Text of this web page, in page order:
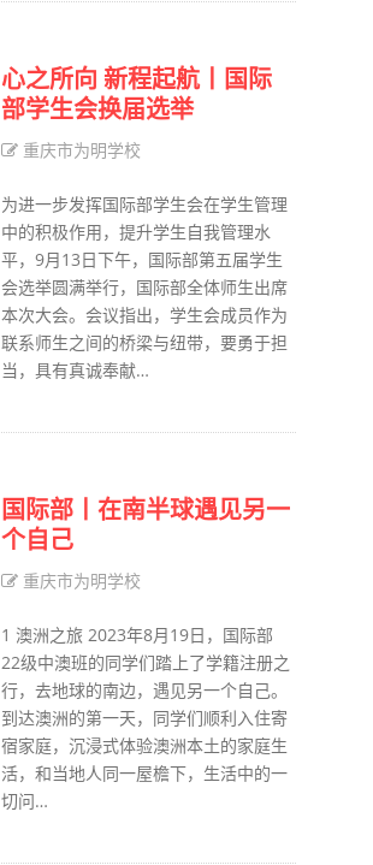
心之所向 新程起航丨国际
部学生会换届选举
重庆市为明学校
为进一步发挥国际部学生会在学生管理
中的积极作用，提升学生自我管理水
平，9月13日下午，国际部第五届学生
会选举圆满举行，国际部全体师生出席
本次大会。会议指出，学生会成员作为
联系师生之间的桥梁与纽带，要勇于担
当，具有真诚奉献…
国际部丨在南半球遇见另一
个自己
重庆市为明学校
1 澳洲之旅 2023年8月19日，国际部
22级中澳班的同学们踏上了学籍注册之
行，去地球的南边，遇见另一个自己。
到达澳洲的第一天，同学们顺利入住寄
宿家庭，沉浸式体验澳洲本土的家庭生
活，和当地人同一屋檐下，生活中的一
切问…